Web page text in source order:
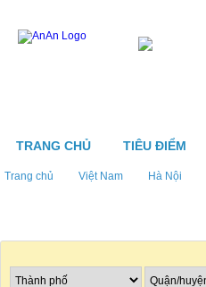
TRANG CHỦ TIÊU ĐIỂM
Trang chủ Việt Nam Hà Nội